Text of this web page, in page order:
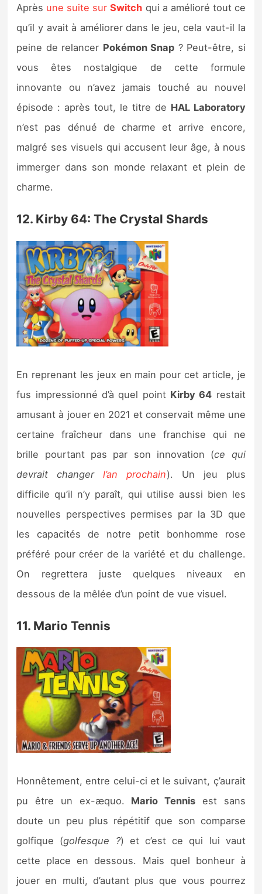
Après une suite surSwitch qui a amélioré tout ce
qu’il y avait à améliorer dans le jeu, cela vaut-il la
peine de relancer Pokémon Snap ? Peut-être, si
vous êtes nostalgique de cette formule
innovante ou n’avez jamais touché au nouvel
épisode : après tout, le titre de HAL Laboratory
n’est pas dénué de charme et arrive encore,
malgré ses visuels qui accusent leur âge, à nous
immerger dans son monde relaxant et plein de
charme.
12. Kirby 64: The Crystal Shards
En reprenant les jeux en main pour cet article, je
fus impressionné d’à quel point Kirby 64 restait
amusant à jouer en 2021 et conservait même une
certaine fraîcheur dans une franchise qui ne
brille pourtant pas par son innovation (ce qui
devrait changerl’an prochain). Un jeu plus
difficile qu’il n’y paraît, qui utilise aussi bien les
nouvelles perspectives permises par la 3D que
les capacités de notre petit bonhomme rose
préféré pour créer de la variété et du challenge.
On regrettera juste quelques niveaux en
dessous de la mêlée d’un point de vue visuel.
11. Mario Tennis
Honnêtement, entre celui-ci et le suivant, ç’aurait
pu être un ex-æquo. Mario Tennis est sans
doute un peu plus répétitif que son comparse
golfique (golfesque ?) et c’est ce qui lui vaut
cette place en dessous. Mais quel bonheur à
jouer en multi, d’autant plus que vous pourrez